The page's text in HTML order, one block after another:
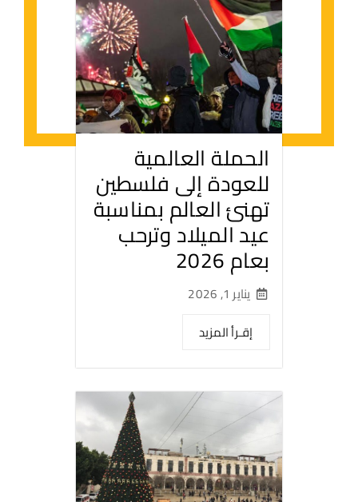
الحملة العالمية
للعودة إلى فلسطين
تهنئ العالم بمناسبة
عيد الميلاد وترحب
بعام 2026
يناير 1, 2026
إقـرأ المزيد